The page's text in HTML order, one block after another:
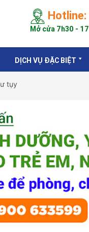
Mở cửa 7h30 -
DỊCH VỤ ĐẶC BIỆT
tụy